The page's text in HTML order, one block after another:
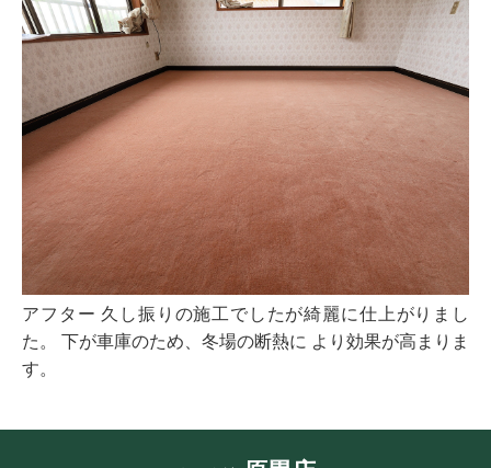
アフター 久し振りの施工でしたが綺麗に仕上がりまし
た。 下が車庫のため、冬場の断熱に より効果が高まりま
す。